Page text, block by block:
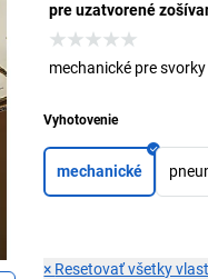
pre uzatvorené
mechanické pre
Vyhotovenie
mechanické
× Resetovať všetky